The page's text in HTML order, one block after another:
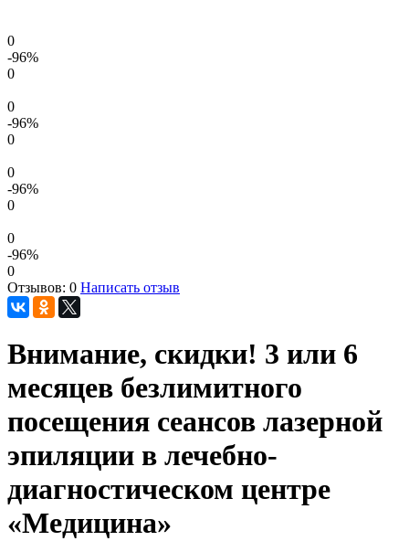
0
-96%
0
0
-96%
0
0
-96%
0
0
-96%
0
Отзывов: 0 Написать отзыв
Внимание, скидки! 3 или 6
месяцев безлимитного
посещения сеансов лазерной
эпиляции в лечебно-
диагностическом центре
«Медицина»